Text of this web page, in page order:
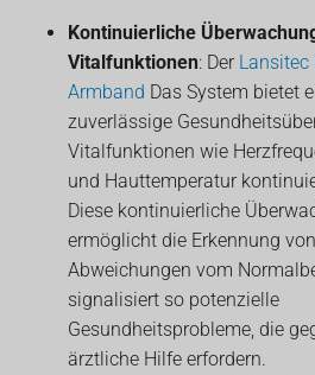
Kontinuierliche
Vitalfunktionen: Der Lansitec
Armband Das System bietet
zuverlässige
Vitalfunktionen wie
und Hauttemperatur
Diese kontinuierliche
ermöglicht die Erkennung von
Abweichungen vom
signalisiert so potenzielle
Gesundheitsprobleme, die
ärztliche Hilfe erfordern.